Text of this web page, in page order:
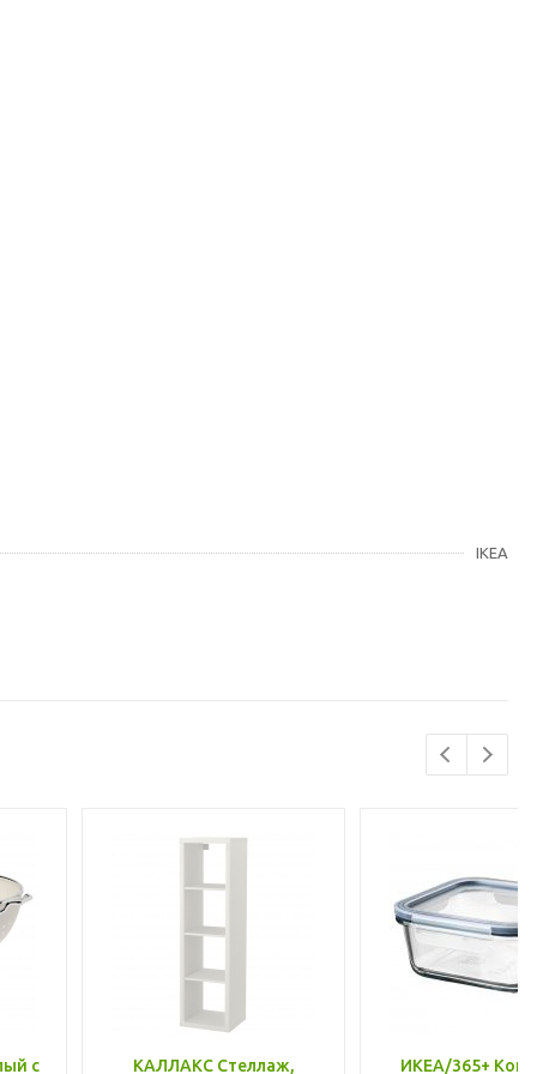
IKEA
с
КАЛЛАКС Стеллаж,
ИКЕА/365+